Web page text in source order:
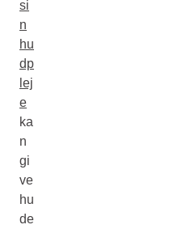
si
n
hu
dp
lej
e
ka
n
gi
ve
hu
de